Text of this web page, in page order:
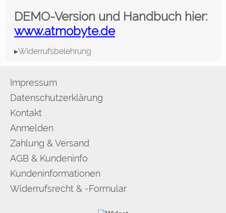
DEMO-Version und Handbuch hier:
www.atmobyte.de
▸Widerrufsbelehrung
Impressum
Datenschutzerklärung
Kontakt
Anmelden
Zahlung & Versand
AGB & Kundeninfo
Kundeninformationen
Widerrufsrecht & -Formular